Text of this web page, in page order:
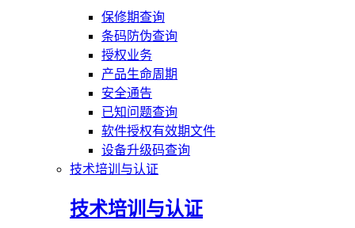
保修期查询
条码防伪查询
授权业务
产品生命周期
安全通告
已知问题查询
软件授权有效期文件
设备升级码查询
技术培训与认证
技术培训与认证